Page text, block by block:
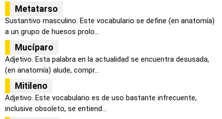
Metatarso
Sustantivo masculino. Este vocabulario se define (en anatomía)
a un grupo de huesos prolo...
Mucíparo
Adjetivo. Esta palabra en la actualidad se encuentra desusada,
(en anatomía) alude, compr...
Mitileno
Adjetivo. Este vocabulario es de uso bastante infrecuente,
inclusive obsoleto, se entiend...